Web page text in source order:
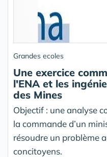
Grandes ecoles
Une exercice
l'ENA et les
des Mines
Objectif : une analyse
la commande d’un
résoudre un problème
concitoyens.